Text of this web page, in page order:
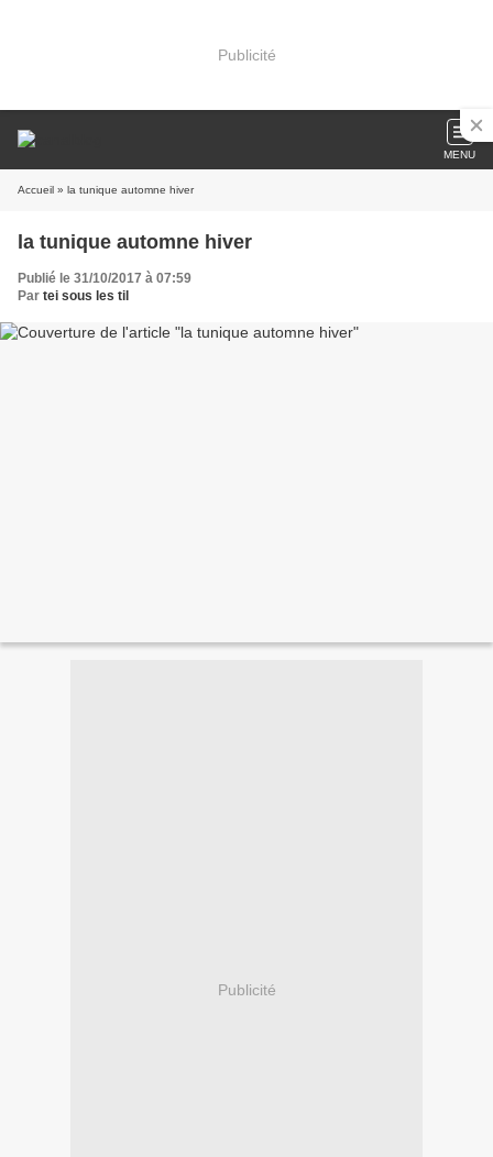
Publicité
MENU
Accueil » la tunique automne hiver
la tunique automne hiver
Publié le 31/10/2017 à 07:59
Par tei sous les til
Publicité